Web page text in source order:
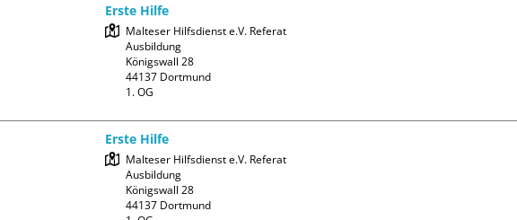
Erste Hilfe
Malteser Hilfsdienst e.V. Referat
Ausbildung
Königswall 28
44137 Dortmund
1. OG
Erste Hilfe
Malteser Hilfsdienst e.V. Referat
Ausbildung
Königswall 28
44137 Dortmund